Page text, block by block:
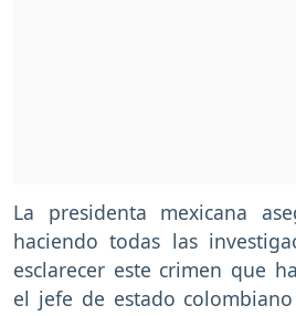
La presidenta mexicana
haciendo todas las
esclarecer este crimen que
el jefe de estado